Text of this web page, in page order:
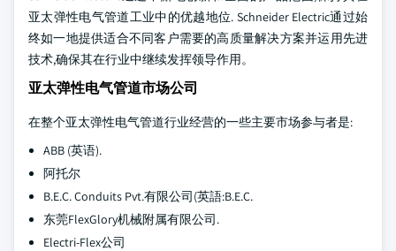
亚太弹性电气管道工业中的优越地位. Schneider Electric通过始
终如一地提供适合不同客户需要的高质量解决方案并运用先进
技术,确保其在行业中继续发挥领导作用。
亚太弹性电气管道市场公司
在整个亚太弹性电气管道行业经营的一些主要市场参与者是:
ABB (英语).
阿托尔
B.E.C. Conduits Pvt.有限公司(英語:B.E.C.
东莞FlexGlory机械附属有限公司.
Electri-Flex公司